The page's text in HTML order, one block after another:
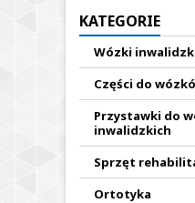
KATEGORIE
Wózki
Części do
Przystawki do
inwalidzkich
Sprzęt
Ortotyka